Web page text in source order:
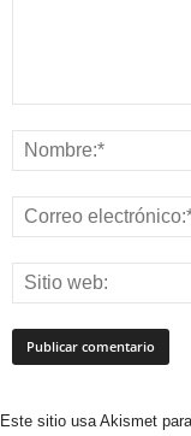
Este sitio usa Akismet